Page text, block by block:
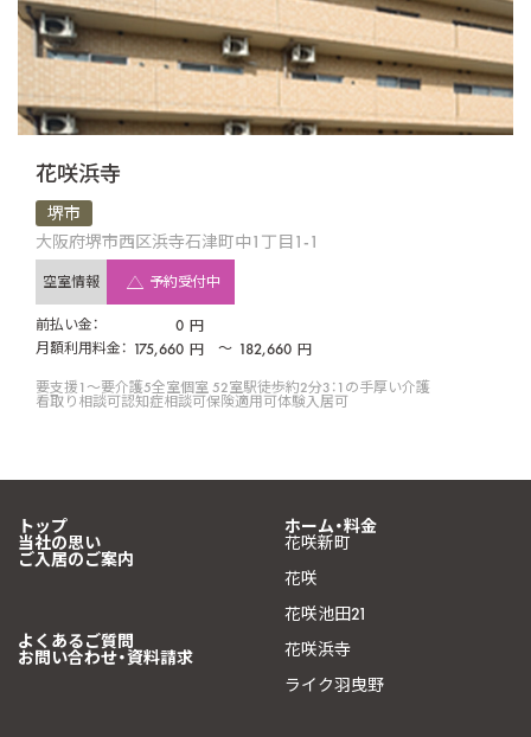
花咲浜寺
堺市
大阪府堺市西区浜寺石津町中1丁目1-1
空室情報 予約受付中
前払い金： 0 円
月額利用料金： 175,660 円 〜 182,660 円
要支援1〜要介護5全室個室 52室駅徒歩約2分3：1の手厚い介護
看取り相談可認知症相談可保険適用可体験入居可
トップ
当社の思い
ご入居のご案内
ホーム・料金
花咲新町
花咲
花咲池田21
花咲浜寺
ライク羽曳野
よくあるご質問
お問い合わせ・資料請求